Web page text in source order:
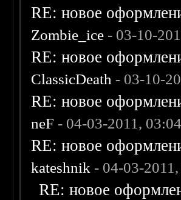
RE: новое
Zombie_ice - 03-10-
RE: новое
ClassicDeath - 03-10-
RE: новое
neF - 04-03-2011,
RE: новое
kateshnik - 04-03-
RE: новое